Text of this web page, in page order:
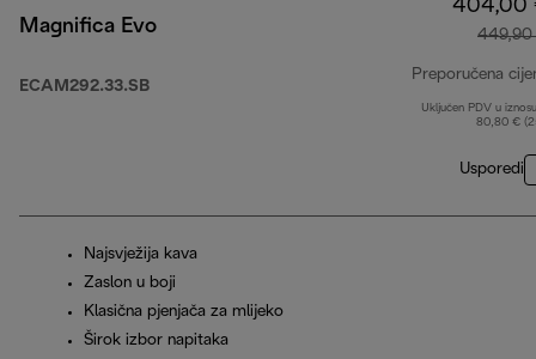
Magnifica Evo
ECAM292.33.SB
404,00
Preporučena
Uključen PDV u
80,80 €
Usporedi
Najsvježija kava
Zaslon u boji
Klasična pjenjača za mlijeko
Širok izbor napitaka